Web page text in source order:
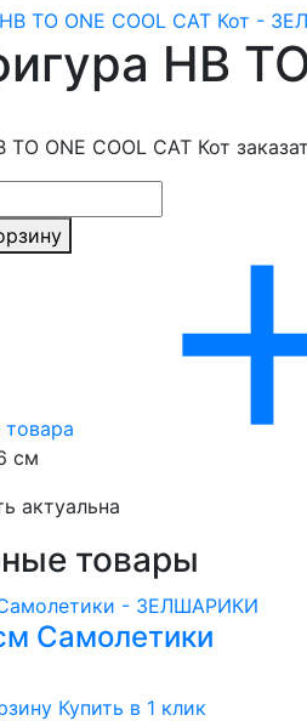
HB
ONE COOL CAT Кот
см
актуальна
товары
Самолетики
Купить в 1 клик